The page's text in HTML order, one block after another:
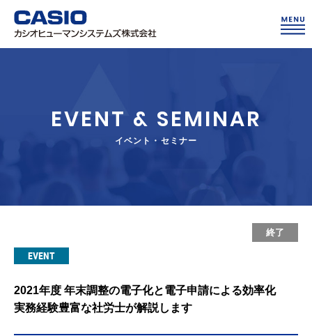
EVENT & SEMINAR
イベント・セミナー
終了
EVENT
2021年度 年末調整の電子化と電子申請による効率化
実務経験豊富な社労士が解説します